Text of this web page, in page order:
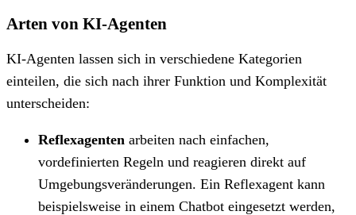
Arten von KI-Agenten
KI-Agenten lassen sich in verschiedene Kategorien
einteilen, die sich nach ihrer Funktion und Komplexität
unterscheiden:
Reflexagenten arbeiten nach einfachen,
vordefinierten Regeln und reagieren direkt auf
Umgebungsveränderungen. Ein Reflexagent kann
beispielsweise in einem Chatbot eingesetzt werden,